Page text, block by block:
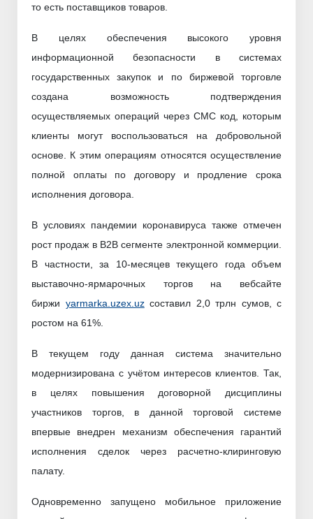
то есть поставщиков товаров.
В целях обеспечения высокого уровня
информационной безопасности в системах
государственных закупок и по биржевой торговле
создана возможность подтверждения
осуществляемых операций через СМС код, которым
клиенты могут воспользоваться на добровольной
основе. К этим операциям относятся осуществление
полной оплаты по договору и продление срока
исполнения договора.
В условиях пандемии коронавируса также отмечен
рост продаж в B2B сегменте электронной коммерции.
В частности, за 10-месяцев текущего года объем
выставочно-ярмарочных торгов на вебсайте
биржи yarmarka.uzex.uzсоставил 2,0 трлн сумов, с
ростом на 61%.
В текущем году данная система значительно
модернизирована с учётом интересов клиентов. Так,
в целях повышения договорной дисциплины
участников торгов, в данной торговой системе
впервые внедрен механизм обеспечения гарантий
исполнения сделок через расчетно-клиринговую
палату.
Одновременно запущено мобильное приложение